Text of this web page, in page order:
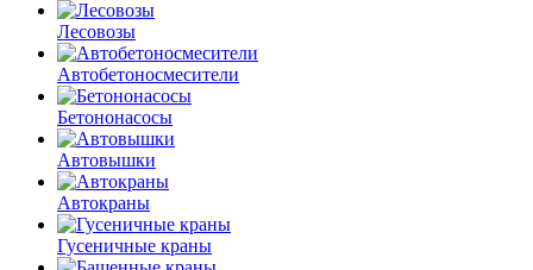
Лесовозы
Автобетоно­смесители
Бетононасосы
Автовышки
Автокраны
Гусеничные краны